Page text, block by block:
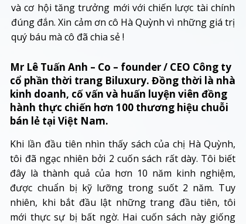
và cơ hội tăng trưởng mới với chiến lược tài chính
đúng đắn. Xin cảm ơn cô Hà Quỳnh vì những giá trị
quý báu mà cô đã chia sẻ !
Mr Lê Tuấn Anh – Co – founder / CEO Công ty
cổ phần thời trang Biluxury. Đồng thời là nhà
kinh doanh, cố vấn và huấn luyện viên đồng
hành thực chiến hơn 100 thương hiệu chuỗi
bán lẻ tại Việt Nam.
Khi lần đầu tiên nhìn thấy sách của chị Hà Quỳnh,
tôi đã ngạc nhiên bởi 2 cuốn sách rất dày. Tôi biết
đây là thành quả của hơn 10 năm kinh nghiệm,
được chuẩn bị kỹ lưỡng trong suốt 2 năm. Tuy
nhiên, khi bắt đầu lật những trang đầu tiên, tôi
mới thực sự bị bất ngờ. Hai cuốn sách này giống